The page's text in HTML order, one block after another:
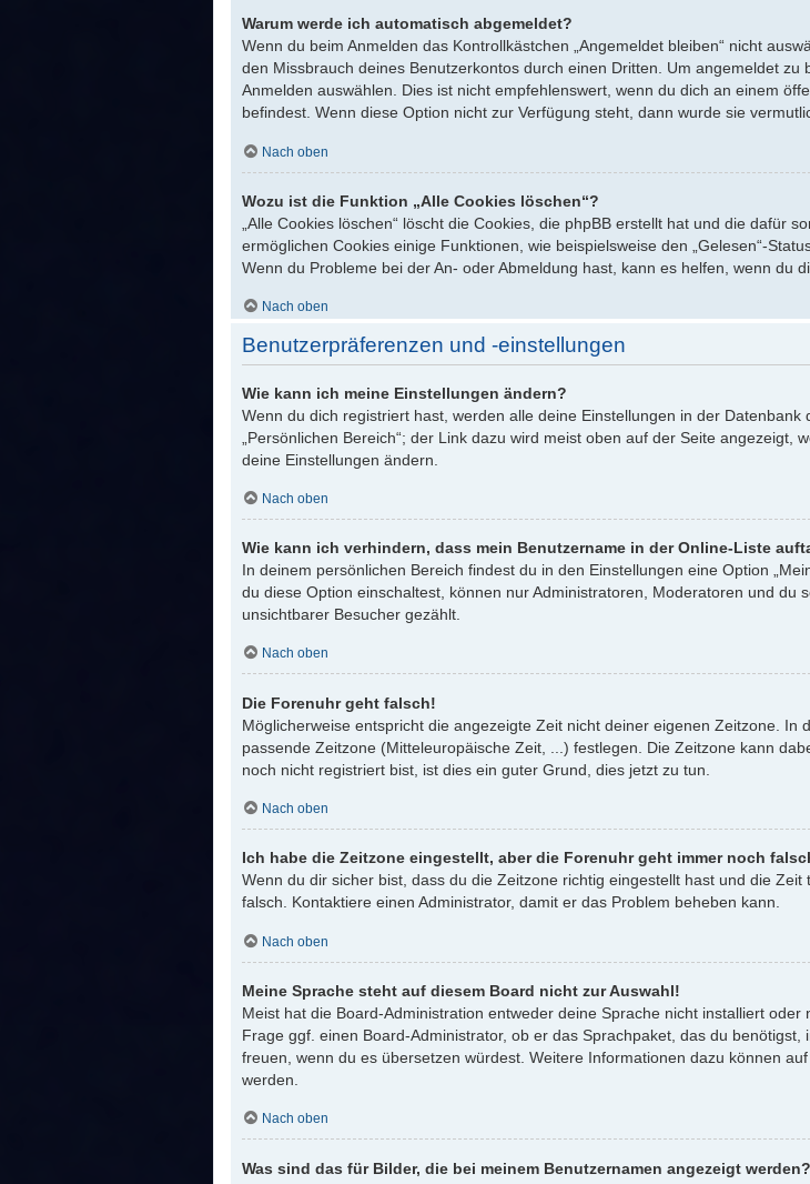
Warum werde ich automatisch abgemeldet?
Wenn du beim Anmelden das Kontrollkästchen „Angemeldet bleiben“ nicht
den Missbrauch deines Benutzerkontos durch einen Dritten. Um angemeldet zu
Anmelden auswählen. Dies ist nicht empfehlenswert, wenn du dich an einem
befindest. Wenn diese Option nicht zur Verfügung steht, dann wurde sie
Nach oben
Wozu ist die Funktion „Alle Cookies löschen“?
„Alle Cookies löschen“ löscht die Cookies, die phpBB erstellt hat und die dafür
ermöglichen Cookies einige Funktionen, wie beispielsweise den „Gelesen“-
Wenn du Probleme bei der An- oder Abmeldung hast, kann es helfen, wenn du
Nach oben
Benutzerpräferenzen und -einstellungen
Wie kann ich meine Einstellungen ändern?
Wenn du dich registriert hast, werden alle deine Einstellungen in der
„Persönlichen Bereich“; der Link dazu wird meist oben auf der Seite
deine Einstellungen ändern.
Nach oben
Wie kann ich verhindern, dass mein Benutzername in der Online-Liste
In deinem persönlichen Bereich findest du in den Einstellungen eine Option
du diese Option einschaltest, können nur Administratoren, Moderatoren und du
unsichtbarer Besucher gezählt.
Nach oben
Die Forenuhr geht falsch!
Möglicherweise entspricht die angezeigte Zeit nicht deiner eigenen Zeitzone. In
passende Zeitzone (Mitteleuropäische Zeit, ...) festlegen. Die Zeitzone kann
noch nicht registriert bist, ist dies ein guter Grund, dies jetzt zu tun.
Nach oben
Ich habe die Zeitzone eingestellt, aber die Forenuhr geht immer noch
Wenn du dir sicher bist, dass du die Zeitzone richtig eingestellt hast und die
falsch. Kontaktiere einen Administrator, damit er das Problem beheben kann.
Nach oben
Meine Sprache steht auf diesem Board nicht zur Auswahl!
Meist hat die Board-Administration entweder deine Sprache nicht installiert
Frage ggf. einen Board-Administrator, ob er das Sprachpaket, das du
freuen, wenn du es übersetzen würdest. Weitere Informationen dazu können
werden.
Nach oben
Was sind das für Bilder, die bei meinem Benutzernamen angezeigt werden?